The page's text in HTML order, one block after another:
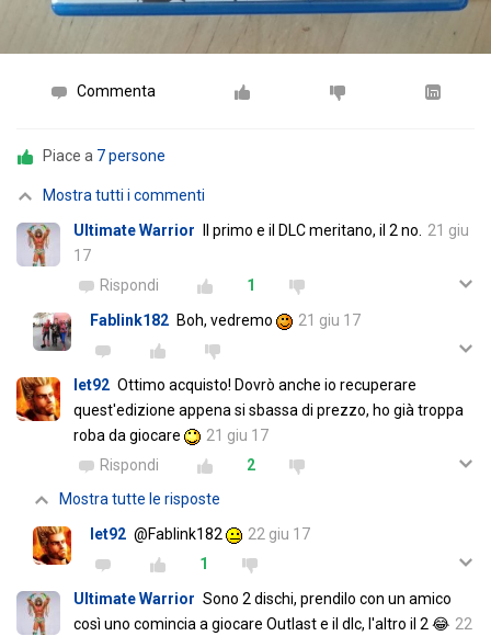
Commenta
Piace a 7 persone
Mostra tutti i commenti
Ultimate Warrior
Il primo e il DLC meritano, il 2 no. 21 giu
17
Rispondi
1
Fablink182 Boh, vedremo 21 giu 17
let92 Ottimo acquisto! Dovrò anche io recuperare
quest'edizione appena si sbassa di prezzo, ho già troppa
roba da giocare
21 giu 17
Rispondi
2
Mostra tutte le risposte
let92 @Fablink182
22 giu 17
1
Ultimate Warrior Sono 2 dischi, prendilo con un amico
così uno comincia a giocare Outlast e il dlc, l'altro il 2 😂 22